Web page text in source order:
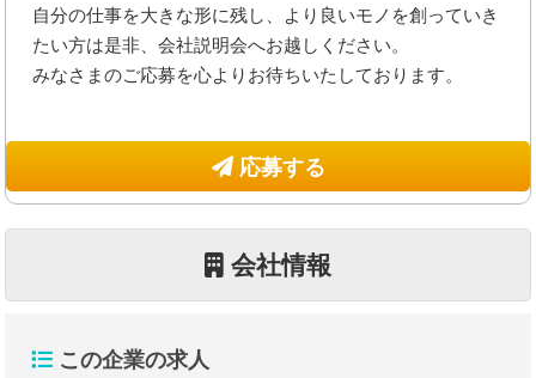
自分の仕事を大きな形に残し、より良いモノを創っていき
たい方は是非、会社説明会へお越しください。
みなさまのご応募を心よりお待ちいたしております。
応募する
会社情報
この企業の求人